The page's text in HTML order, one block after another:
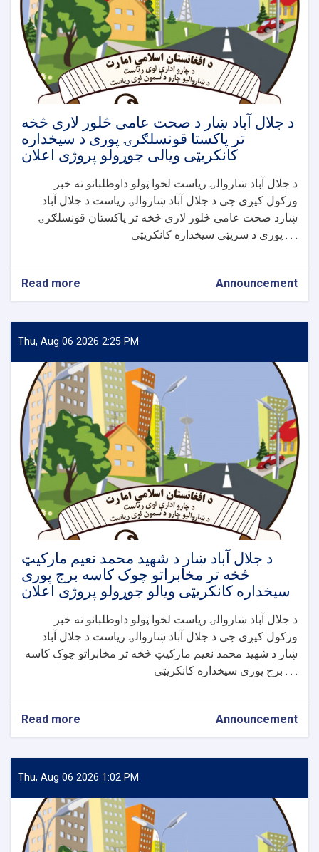
د جلال آباد ښار د صحت عامی څلور لاری څخه
تر پاکستا قونسلګرۍ پوری د سیخداره
کانکریټی ویالی جوړولو پروژی اعلان
د جلال آباد ښاروالۍ ریاست لخوا ټولو داوطلبانو ته خبر
ورکول کیږی چی د جلال آباد ښاروالۍ ریاست د جلال آباد
ښارد صحت عامی څلور لاری څخه تر پاکستان قونسلګرۍ
پوری د سرپټی سیخداره کانکریټی . . .
Read more
د
آباد
ښار
صحت
عامی
څلور
لاری
څخه
تر
پاکستا
قونسلګرۍ
پوری
د
سیخداره
کانکریټی
جوړولو
پروژی
اعلان
Announcement
Thu, Aug 06 2026 2:25 PM
د جلال آباد ښار د شهید محمد نعیم مارکیټ
څخه تر مخابراتو چوک کاسه برج پوری
سیخداره کانکریټی ویالو جوړولو پروژی اعلان
د جلال آباد ښاروالۍ ریاست لخوا ټولو داوطلبانو ته خبر
ورکول کیږی چی د جلال آباد ښاروالۍ ریاست د جلال آباد
ښار د شهید محمد نعیم مارکیټ څخه تر مخابراتو چوک کاسه
برج پوری سیخداره کانکریټی . . .
Read more
د
آباد
ښار
شهید
محمد
نعیم
مارکیټ
Announcement
Thu, Aug 06 2026 1:02 PM